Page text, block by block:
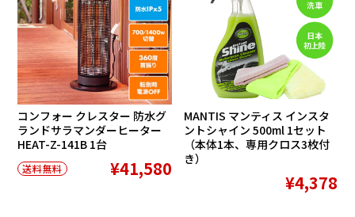
コンフォー クレスター 防水グ
ランドサラマンダーヒーター
HEAT-Z-141B 1台
送料無料 ¥41,580
MANTIS マンティス インスタ
ントシャイン 500ml 1セット
（本体1本、専用クロス3枚付
き）
¥4,378